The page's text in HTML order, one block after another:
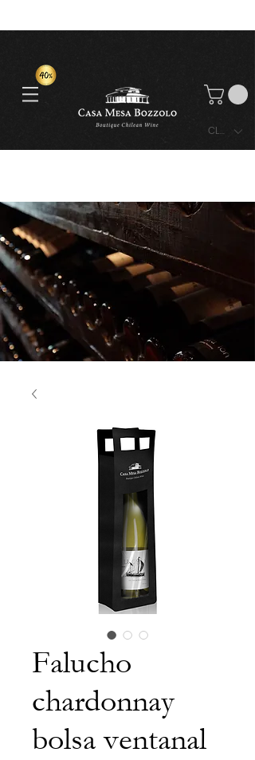
CLP ($)
Falucho
chardonnay
bolsa ventanal